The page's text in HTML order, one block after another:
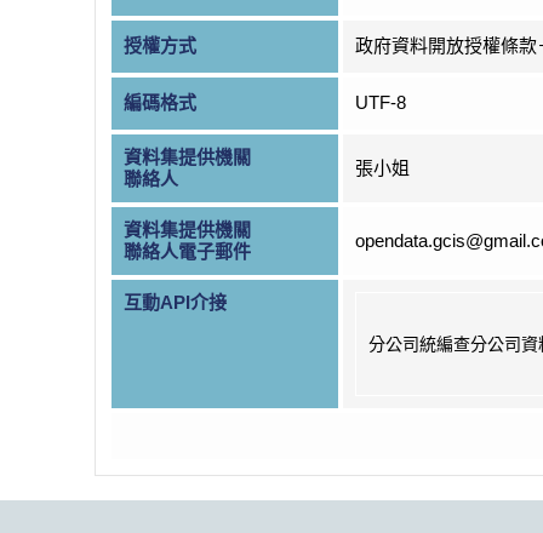
授權方式 政府資料開放授權條款
編碼格式 UTF-8
資料集提供機關
聯絡人
張小姐
資料集提供機關
聯絡人電子郵件
互動API介接
分公司統編查分公司資